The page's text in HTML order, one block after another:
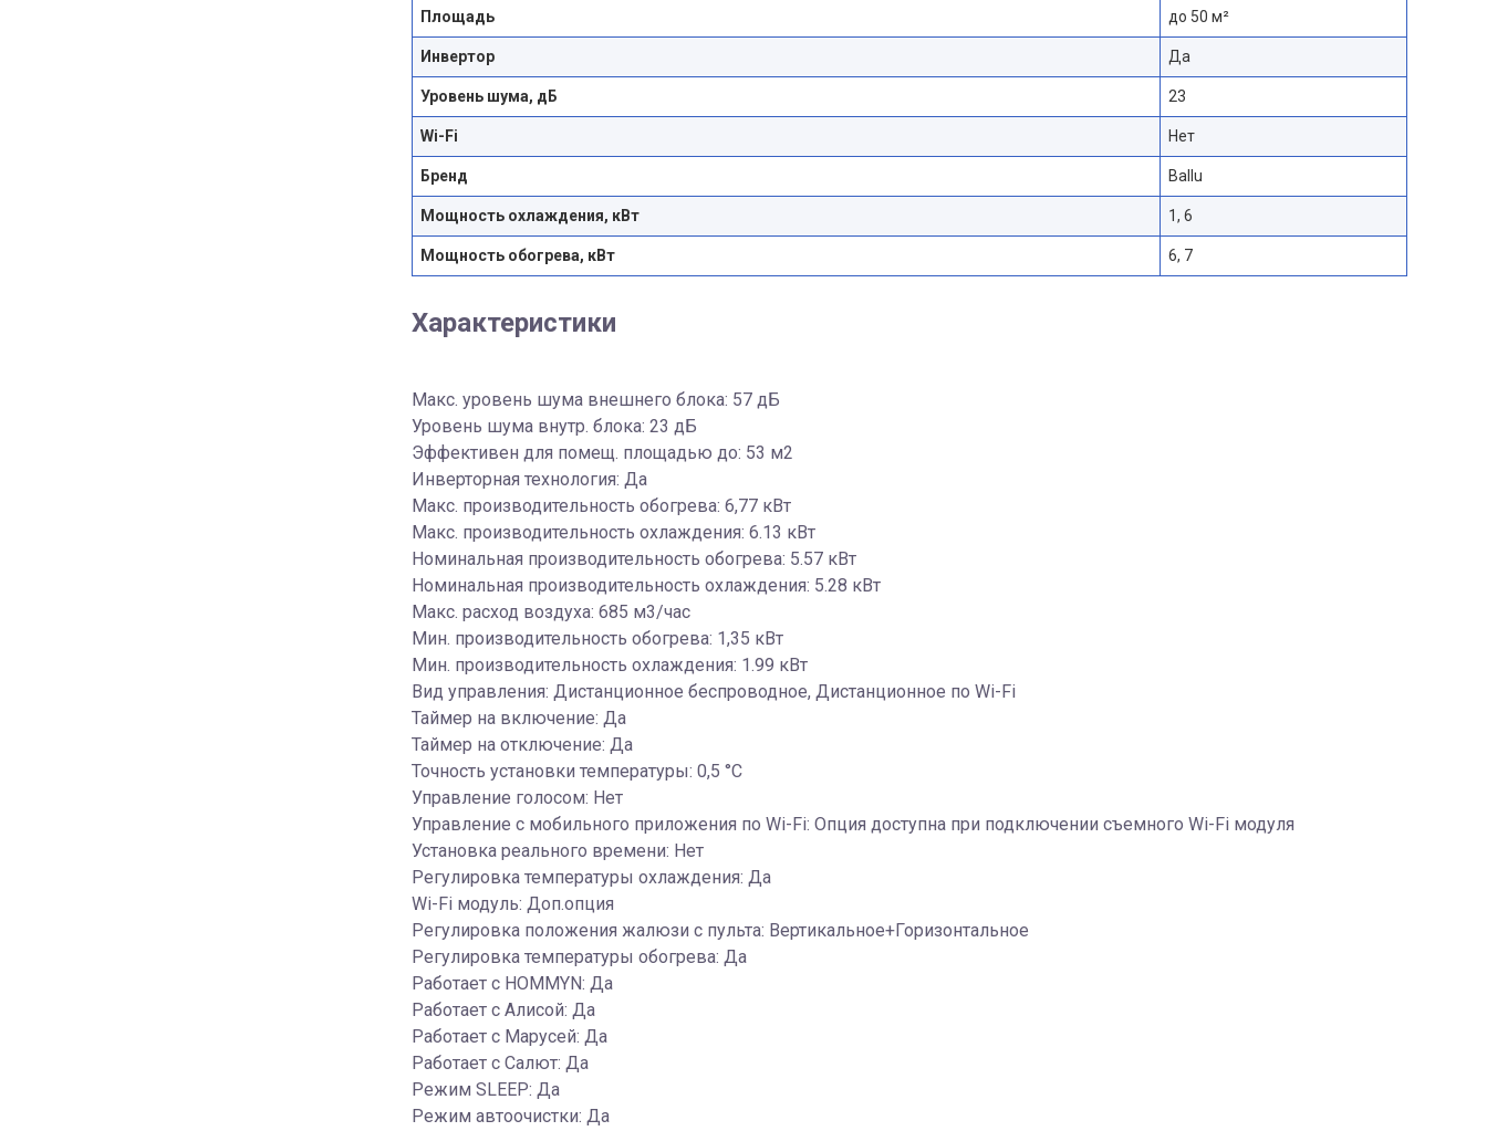
Площадь до 50 м²
Инвертор Да
Уровень шума, дБ 23
Wi-Fi Нет
Бренд Ballu
Мощность охлаждения, кВт 1, 6
Мощность обогрева, кВт 6, 7
Характеристики
Макс. уровень шума внешнего блока: 57 дБ
Уровень шума внутр. блока: 23 дБ
Эффективен для помещ. площадью до: 53 м2
Инверторная технология: Да
Макс. производительность обогрева: 6,77 кВт
Макс. производительность охлаждения: 6.13 кВт
Номинальная производительность обогрева: 5.57 кВт
Номинальная производительность охлаждения: 5.28 кВт
Макс. расход воздуха: 685 м3/час
Мин. производительность обогрева: 1,35 кВт
Мин. производительность охлаждения: 1.99 кВт
Вид управления: Дистанционное беспроводное, Дистанционное по Wi-Fi
Таймер на включение: Да
Таймер на отключение: Да
Точность установки температуры: 0,5 °С
Управление голосом: Нет
Управление c мобильного приложения по Wi-Fi: Опция доступна при подключении съемного Wi-Fi модуля
Установка реального времени: Нет
Регулировка температуры охлаждения: Да
Wi-Fi модуль: Доп.опция
Регулировка положения жалюзи с пульта: Вертикальное+Горизонтальное
Регулировка температуры обогрева: Да
Работает с HOMMYN: Да
Работает с Алисой: Да
Работает с Марусей: Да
Работает с Салют: Да
Режим SLEEP: Да
Режим автоочистки: Да